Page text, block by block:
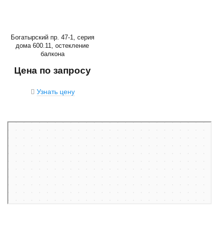
Богатырский пр. 47-1, серия
дома 600.11, остекление
балкона
Цена по запросу
Узнать цену